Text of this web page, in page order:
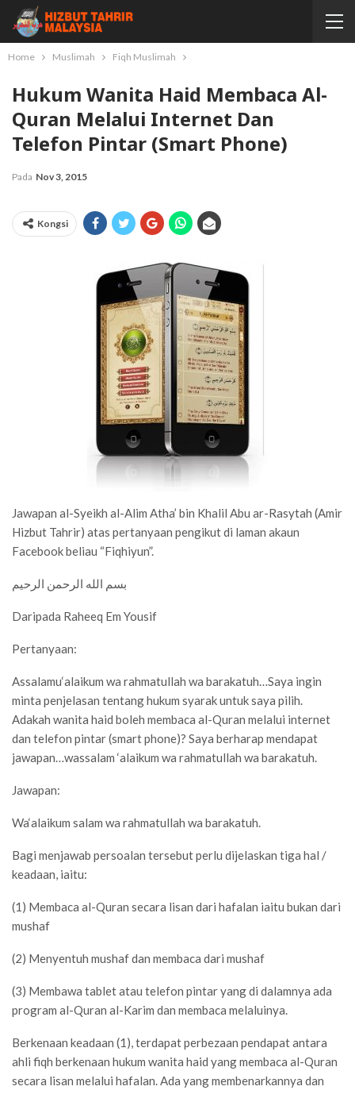
Home Muslimah Fiqh Muslimah
Hukum Wanita Haid Membaca Al-
Quran Melalui Internet Dan
Telefon Pintar (Smart Phone)
Pada Nov 3, 2015
Kongsi
Jawapan al-Syeikh al-Alim Atha’ bin Khalil Abu ar-Rasytah (Amir
Hizbut Tahrir) atas pertanyaan pengikut di laman akaun
Facebook beliau “Fiqhiyun”.
بسم الله الرحمن الرحيم
Daripada Raheeq Em Yousif
Pertanyaan:
Assalamu‘alaikum wa rahmatullah wa barakatuh…Saya ingin
minta penjelasan tentang hukum syarak untuk saya pilih.
Adakah wanita haid boleh membaca al-Quran melalui internet
dan telefon pintar (smart phone)? Saya berharap mendapat
jawapan…wassalam ‘alaikum wa rahmatullah wa barakatuh.
Jawapan:
Wa‘alaikum salam wa rahmatullah wa barakatuh.
Bagi menjawab persoalan tersebut perlu dijelaskan tiga hal /
keadaan, iaitu:
(1) Membaca al-Quran secara lisan dari hafalan iaitu bukan dari
mushaf
(2) Menyentuh mushaf dan membaca dari mushaf
(3) Membawa tablet atau telefon pintar yang di dalamnya ada
program al-Quran al-Karim dan membaca melaluinya.
Berkenaan keadaan (1), terdapat perbezaan pendapat antara
ahli fiqh berkenaan hukum wanita haid yang membaca al-Quran
secara lisan melalui hafalan. Ada yang membenarkannya dan